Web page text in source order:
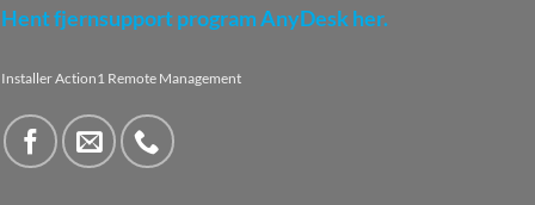
Hent fjernsupport program AnyDesk her.
Installer Action1 Remote Management